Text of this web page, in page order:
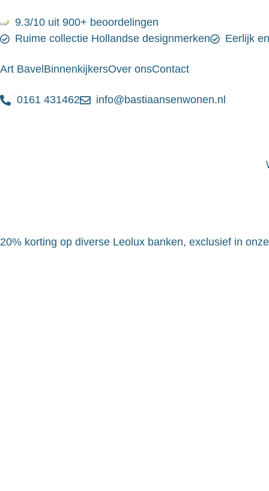
9.3/10 uit 900+ beoordelingen
Ruime collectie Hollandse designmerken
Eerlijk
Art Bavel BinnenkijkersOver onsContact
0161 431462 info@bastiaansenwonen.nl
20% korting op diverse Leolux banken, exclusief in